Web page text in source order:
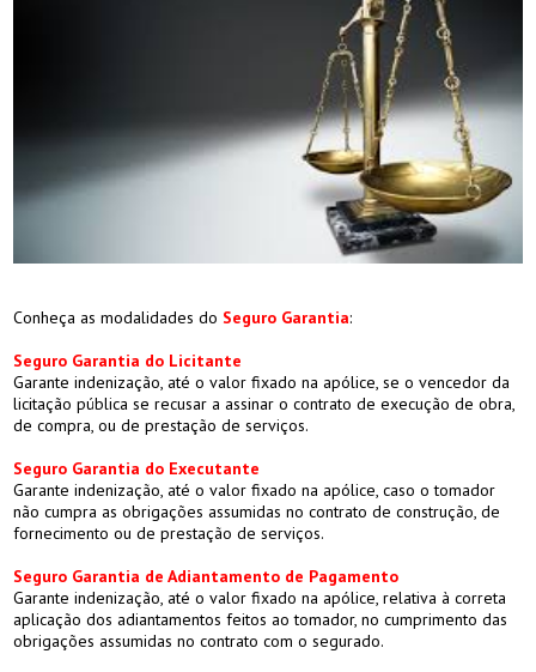
Conheça as modalidades do Seguro Garantia:
Seguro Garantia do Licitante
Garante indenização, até o valor fixado na apólice, se o vencedor da
licitação pública se recusar a assinar o contrato de execução de obra,
de compra, ou de prestação de serviços.
Seguro Garantia do Executante
Garante indenização, até o valor fixado na apólice, caso o tomador
não cumpra as obrigações assumidas no contrato de construção, de
fornecimento ou de prestação de serviços.
Seguro Garantia de Adiantamento de Pagamento
Garante indenização, até o valor fixado na apólice, relativa à correta
aplicação dos adiantamentos feitos ao tomador, no cumprimento das
obrigações assumidas no contrato com o segurado.